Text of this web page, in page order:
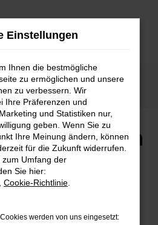
Kia Ceed Sportswagon
Kia Ceed
nach Balingen
|
nach
Einstellungen
Ihnen die bestmögliche
zu ermöglichen und unsere
zu verbessern. Wir
Ihre Präferenzen und
und Statistiken nur,
geben. Wenn Sie zu
Ihre Meinung ändern, können
für die Zukunft widerrufen.
Umfang der
Sie hier:
Cookie-Richtlinie
werden von uns eingesetzt: